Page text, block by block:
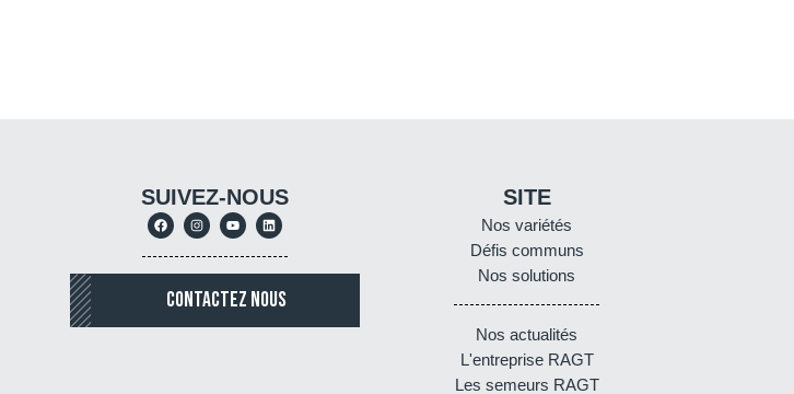
SUIVEZ-NOUS
CONTACTEZ NOUS
SITE
Nos variétés
Défis communs
Nos solutions
Nos actualités
L'entreprise RAGT
Les semeurs RAGT